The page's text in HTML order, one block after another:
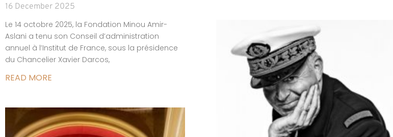
16 December 2025
Le 14 octobre 2025, la Fondation Minou Amir-
Aslani a tenu son Conseil d’administration
annuel à l’Institut de France, sous la présidence
du Chancelier Xavier Darcos,
READ MORE